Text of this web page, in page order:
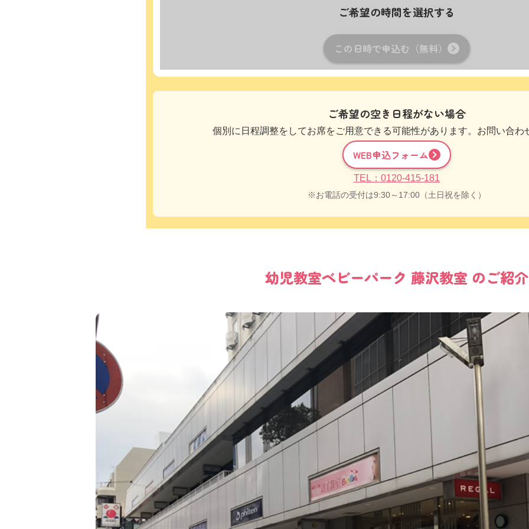
ご希望の時間を選択する
この日時で申込む（無料）
ご希望の空き日程がない場合
個別に日程調整をしてお席をご用意できる可能性があります。お問い合わ
WEB申込フォーム
TEL：0120-415-181
お電話の受付は9:30～17:00（土日祝を除く）
幼児教室ベビーパーク 藤沢教室 のご紹介